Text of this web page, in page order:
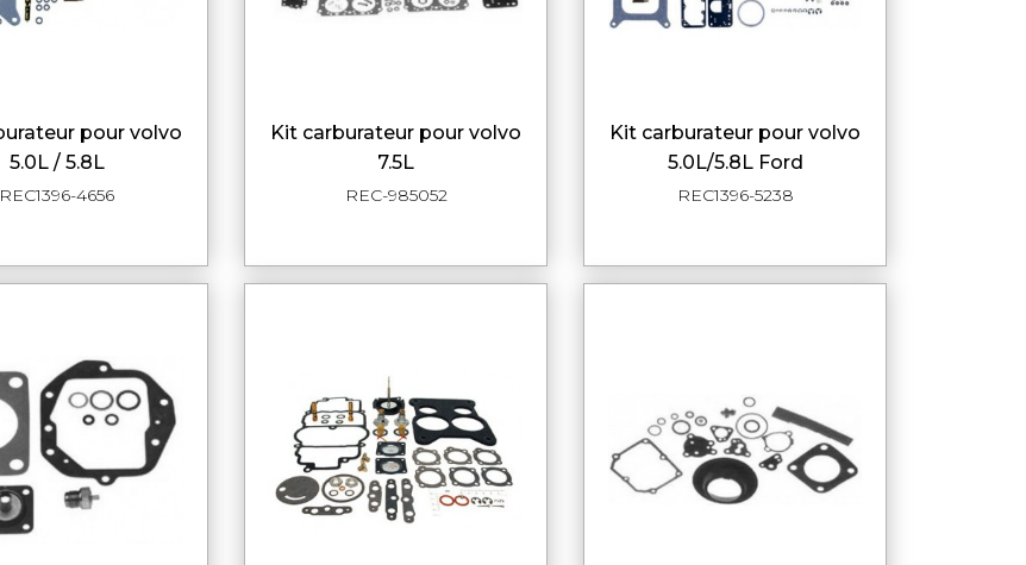
APERÇU RAPIDE
5.0L / 5.8L
REC1396-4656
APERÇU RAPIDE
kit carburateur pour volvo
7.5L
REC-985052
APERÇU RAPIDE
kit carburateur pour volvo
5.0L/5.8L Ford
REC1396-5238